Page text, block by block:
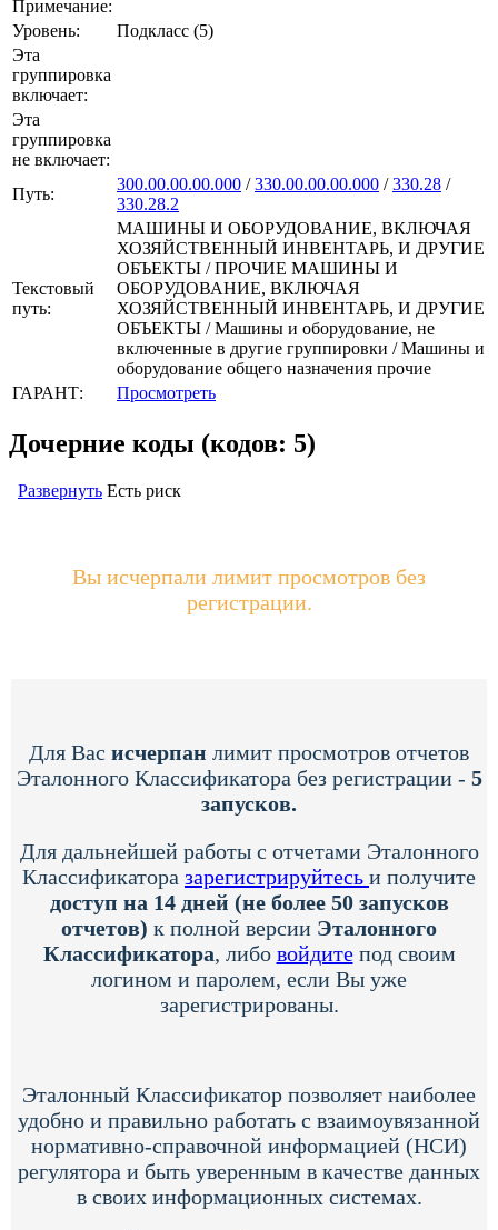
Примечание:
Уровень:
Подкласс (5)
Эта
группировка
включает:
Эта
группировка
не включает:
Путь:
300.00.00.00.000 /330.00.00.00.000 /330.28 /
330.28.2
Текстовый
путь:
МАШИНЫ И ОБОРУДОВАНИЕ, ВКЛЮЧАЯ
ХОЗЯЙСТВЕННЫЙ ИНВЕНТАРЬ, И ДРУГИЕ
ОБЪЕКТЫ / ПРОЧИЕ МАШИНЫ И
ОБОРУДОВАНИЕ, ВКЛЮЧАЯ
ХОЗЯЙСТВЕННЫЙ ИНВЕНТАРЬ, И ДРУГИЕ
ОБЪЕКТЫ / Машины и оборудование, не
включенные в другие группировки / Машины и
оборудование общего назначения прочие
ГАРАНТ:
Просмотреть
Дочерние коды (кодов: 5)
Развернуть Есть риск
Вы исчерпали лимит просмотров без
регистрации.
Для Вас исчерпан лимит просмотров отчетов
Эталонного Классификатора без регистрации - 5
запусков.
Для дальнейшей работы с отчетами Эталонного
Классификатора зарегистрируйтесь и получите
доступ на 14 дней (не более 50 запусков
отчетов) к полной версии Эталонного
Классификатора, либо войдитепод своим
логином и паролем, если Вы уже
зарегистрированы.
Эталонный Классификатор позволяет наиболее
удобно и правильно работать с взаимоувязанной
нормативно-справочной информацией (НСИ)
регулятора и быть уверенным в качестве данных
в своих информационных системах.